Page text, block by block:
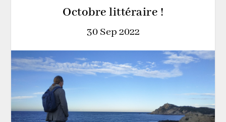
Octobre littéraire !
30 Sep 2022